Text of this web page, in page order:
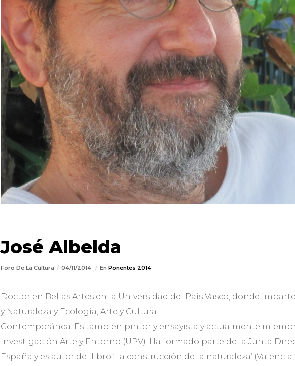
José Albelda
Foro De La Cultura 04/11/2014 En Ponentes 2014
Doctor en Bellas Artes en la Universidad del País Vasco, donde
y Naturaleza y Ecología, Arte y Cultura
Contemporánea. Es también pintor y ensayista y actualmente
Investigación Arte y Entorno (UPV). Ha formado parte de la Junta
España y es autor del libro ‘La construcción de la naturaleza’ (Valencia,